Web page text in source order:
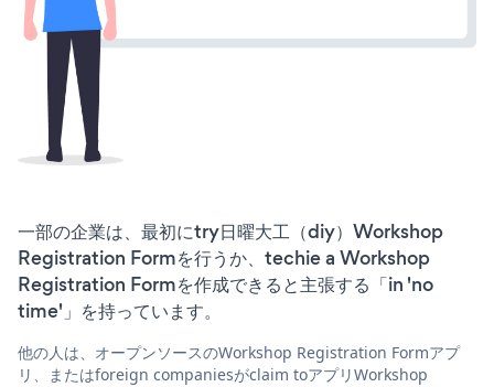
一部の企業は、最初にtry日曜大工（diy）Workshop
Registration Formを行うか、techie a Workshop
Registration Formを作成できると主張する「in 'no
time'」を持っています。
他の人は、オープンソースのWorkshop Registration Formアプ
リ、またはforeign companiesがclaim toアプリWorkshop